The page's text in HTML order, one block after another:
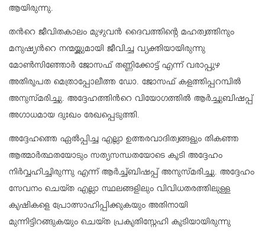
ആയിരുന്നു.
തൻറെ ജീവിതകാലം മുഴുവൻ ദൈവത്തിന്റെ മഹത്വത്തിനും
മനുഷ്യൻറെ നന്മയ്ക്കുമായി ജീവിച്ച വ്യക്തിയായിരുന്നു
മോൺസിഞ്ഞോർ ജോസഫ് തണ്ണിക്കോട്ട് എന്ന് വരാപ്പുഴ
അതിരൂപത മെത്രാപ്പോലീത്ത ഡോ. ജോസഫ് കളത്തിപ്പറമ്പിൽ
അനുസ്മരിച്ചു. അദ്ദേഹത്തിൻറെ വിയോഗത്തിൽ ആർച്ചുബിഷപ്പ്
അഗാധമായ ദുഃഖം രേഖപ്പെടുത്തി.
അദ്ദേഹത്തെ ഏൽപ്പിച്ച എല്ലാ ഉത്തരവാദിത്വങ്ങളും തികഞ്ഞ
ആത്മാർത്ഥതയോടും സത്യസന്ധതയോടെ കൂടി അദ്ദേഹം
നിർവ്വഹിച്ചിരുന്നു എന്ന് ആർച്ച്ബിഷപ്പ് അനുസ്മരിച്ചു. അദ്ദേഹം
സേവനം ചെയ്ത എല്ലാ സ്ഥലങ്ങളിലും വിവിധതരത്തിലുള്ള
കൃഷികളെ പ്രോത്സാഹിപ്പിക്കുകയും അതിനായി
മുന്നിട്ടിറങ്ങുകയും ചെയ്ത പ്രകൃതിസ്നേഹി കൂടിയായിരുന്നു